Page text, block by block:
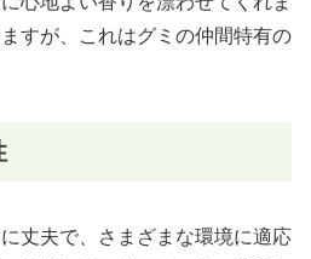
すが、これはグミの仲間特有の
丈夫で、さまざまな環境に適応